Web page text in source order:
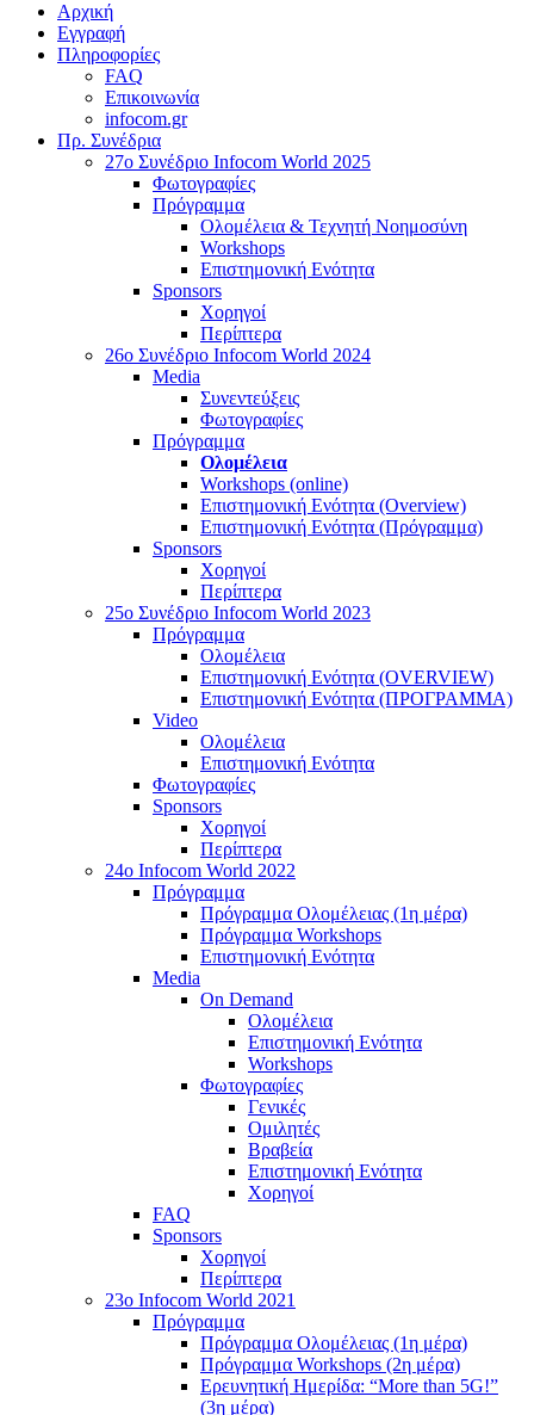
Αρχική
Εγγραφή
Πληροφορίες
FAQ
Επικοινωνία
infocom.gr
Πρ. Συνέδρια
27o Συνέδριο Infocom World 2025
Φωτογραφίες
Πρόγραμμα
Ολομέλεια & Τεχνητή Νοημοσύνη
Workshops
Επιστημονική Ενότητα
Sponsors
Χορηγοί
Περίπτερα
26o Συνέδριο Infocom World 2024
Media
Συνεντεύξεις
Φωτογραφίες
Πρόγραμμα
Ολομέλεια
Workshops (online)
Επιστημονική Ενότητα (Overview)
Επιστημονική Ενότητα (Πρόγραμμα)
Sponsors
Χορηγοί
Περίπτερα
25o Συνέδριο Infocom World 2023
Πρόγραμμα
Ολομέλεια
Επιστημονική Ενότητα (OVERVIEW)
Επιστημονική Ενότητα (ΠΡΟΓΡΑΜΜΑ)
Video
Ολομέλεια
Επιστημονική Ενότητα
Φωτογραφίες
Sponsors
Χορηγοί
Περίπτερα
24o Infocom World 2022
Πρόγραμμα
Πρόγραμμα Ολομέλειας (1η μέρα)
Πρόγραμμα Workshops
Επιστημονική Ενότητα
Media
On Demand
Ολομέλεια
Επιστημονική Ενότητα
Workshops
Φωτογραφίες
Γενικές
Ομιλητές
Βραβεία
Επιστημονική Ενότητα
Χορηγοί
FAQ
Sponsors
Χορηγοί
Περίπτερα
23o Infocom World 2021
Πρόγραμμα
Πρόγραμμα Ολομέλειας (1η μέρα)
Πρόγραμμα Workshops (2η μέρα)
Ερευνητική Ημερίδα: “More than 5G!”
(3η μέρα)